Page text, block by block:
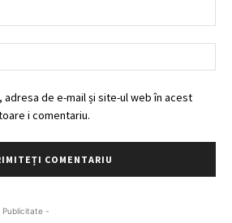
adresa de e-mail și site-ul web în acest
i comentariu.
Publicitate -